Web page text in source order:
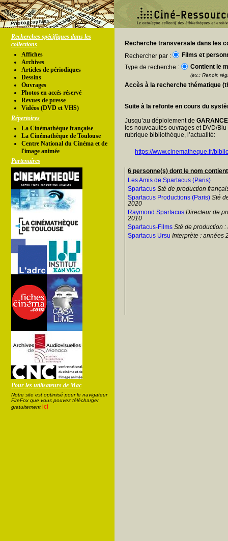
Recherches spécifiques dans les
collections
Affiches
Archives
Articles de périodiques
Dessins
Ouvrages
Photos en accés réservé
Revues de presse
Vidéos (DVD et VHS)
Répertoires
La Cinémathèque française
La Cinémathèque de Toulouse
Centre National du Cinéma et de
l'image animée
Partenaires
Pour les utilisateurs de Mac
Notre site est optimisé pour le navigateur
FireFox que vous pouvez télécharger
gratuitement ici
Recherche transversale dans les
Rechercher par :
Films et
Type de recherche :
Contient le
(ex.: Renoir,
Accès à la recherche thématique
Suite à la refonte en cours du
Jusqu’au déploiement de
les nouveautés ouvrages et DVD/
rubrique bibliothèque, l’actualité:
https://www.cinematheque.fr/
6 personne(s) dont le nom
Les Amis de Spartacus (Paris)
Spartacus Sté de production
Spartacus Productions (Paris) Sté
2020
Raymond Spartacus Directeur de
2010
Spartacus-Films Sté de production
Spartacus Ursu Interprète : années